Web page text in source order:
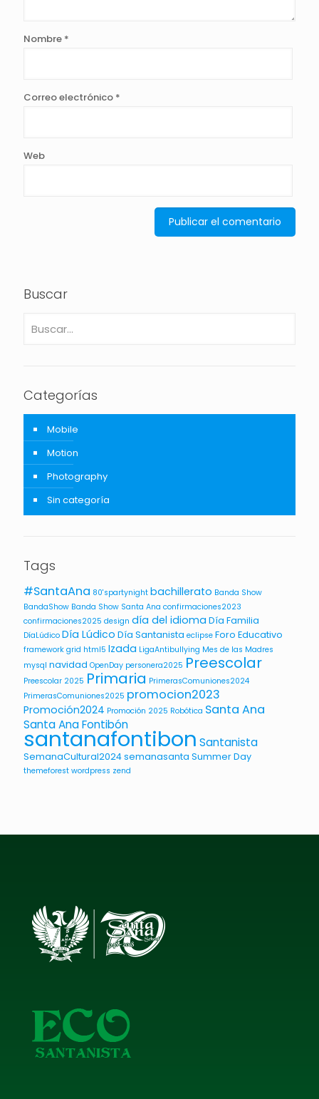
Nombre *
Correo electrónico *
Web
Buscar
Categorías
Mobile
Motion
Photography
Sin categoría
Tags
#SantaAna 80'spartynight bachillerato Banda Show
BandaShow Banda Show Santa Ana confirmaciones2023
confirmaciones2025 design día del idioma Día Familia
DíaLúdico Día Lúdico Día Santanista eclipse Foro Educativo
framework grid html5 Izada LigaAntibullying Mes de las Madres
mysql navidad OpenDay personera2025 Preescolar
Preescolar 2025 Primaria PrimerasComuniones2024
PrimerasComuniones2025 promocion2023
Promoción2024 Promoción 2025 Robótica Santa Ana
Santa Ana Fontibón
santanafontibon Santanista
SemanaCultural2024semanasanta Summer Day
themeforest wordpress zend